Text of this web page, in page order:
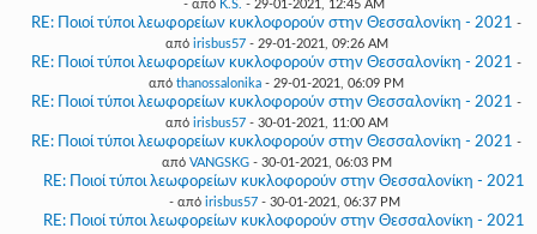
- από K.S. - 29-01-2021, 12:45 AM
RE: Ποιοί τύποι λεωφορείων κυκλοφορούν στην Θεσσαλονίκη - 2021 -
από irisbus57- 29-01-2021, 09:26 AM
RE: Ποιοί τύποι λεωφορείων κυκλοφορούν στην Θεσσαλονίκη - 2021 -
από thanossalonika - 29-01-2021, 06:09 PM
RE: Ποιοί τύποι λεωφορείων κυκλοφορούν στην Θεσσαλονίκη - 2021 -
από irisbus57- 30-01-2021, 11:00 AM
RE: Ποιοί τύποι λεωφορείων κυκλοφορούν στην Θεσσαλονίκη - 2021 -
από VANGSKG- 30-01-2021, 06:03 PM
RE: Ποιοί τύποι λεωφορείων κυκλοφορούν στην Θεσσαλονίκη - 2021
- από irisbus57- 30-01-2021, 06:37 PM
RE: Ποιοί τύποι λεωφορείων κυκλοφορούν στην Θεσσαλονίκη - 2021